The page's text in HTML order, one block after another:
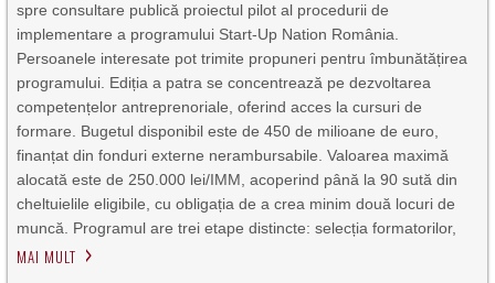
spre consultare publică proiectul pilot al procedurii de
implementare a programului Start-Up Nation România.
Persoanele interesate pot trimite propuneri pentru îmbunătățirea
programului. Ediția a patra se concentrează pe dezvoltarea
competențelor antreprenoriale, oferind acces la cursuri de
formare. Bugetul disponibil este de 450 de milioane de euro,
finanțat din fonduri externe nerambursabile. Valoarea maximă
alocată este de 250.000 lei/IMM, acoperind până la 90 sută din
cheltuielile eligibile, cu obligația de a crea minim două locuri de
muncă. Programul are trei etape distincte: selecția formatorilor,
MAI MULT